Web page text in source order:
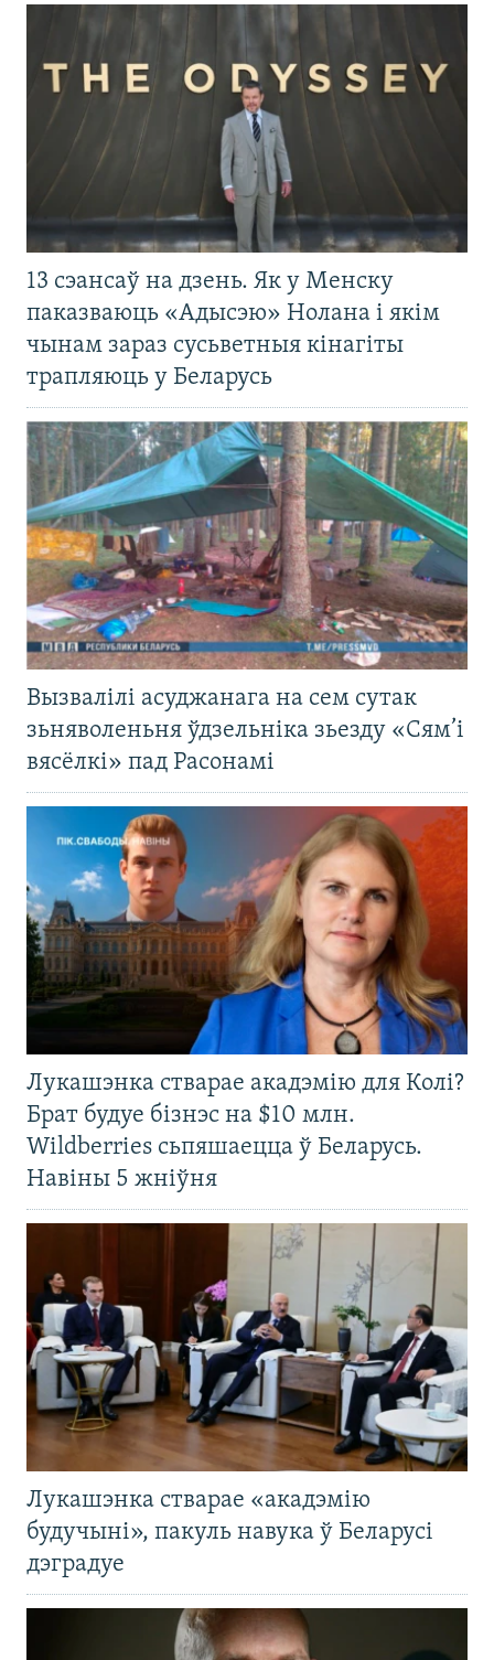
13 сэансаў на дзень. Як у Менску
паказваюць «Адысэю» Нолана і якім
чынам зараз сусьветныя кінагіты
трапляюць у Беларусь
Вызвалілі асуджанага на сем сутак
зьняволеньня ўдзельніка зьезду «Сям’і
вясёлкі» пад Расонамі
Лукашэнка стварае акадэмію для Колі?
Брат будуе бізнэс на $10 млн.
Wildberries сьпяшаецца ў Беларусь.
Навіны 5 жніўня
Лукашэнка стварае «акадэмію
будучыні», пакуль навука ў Беларусі
дэградуе